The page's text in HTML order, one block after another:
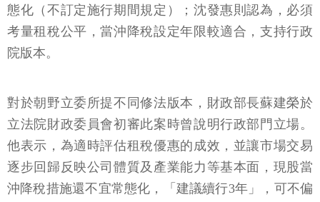
態化（不訂定施行期間規定）；沈發惠則認為，必須
考量租稅公平，當沖降稅設定年限較適合，支持行政
院版本。
對於朝野立委所提不同修法版本，財政部長蘇建榮於
立法院財政委員會初審此案時曾說明行政部門立場。
他表示，為適時評估租稅優惠的成效，並讓市場交易
逐步回歸反映公司體質及產業能力等基本面，現股當
沖降稅措施還不宜常態化，「建議續行3年」，可不偏